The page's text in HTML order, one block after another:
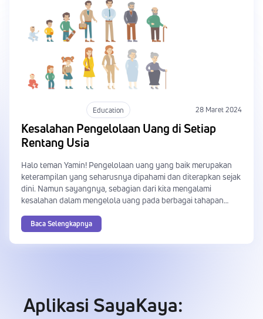
Education 28 Maret 2024
Kesalahan Pengelolaan Uang di Setiap
Rentang Usia
Halo teman Yamin! Pengelolaan uang yang baik merupakan
keterampilan yang seharusnya dipahami dan diterapkan sejak
dini. Namun sayangnya, sebagian dari kita mengalami
kesalahan dalam mengelola uang pada berbagai tahapan
kesalahan ini bisa memiliki dampak jangka panjang yang
serius terhadap keuangan pribadi. Mari kita telaah kesalahan
pengelolaan uang yang umum terjadi di setiap tahapan usia.
Baca Selengkapnya
Aplikasi SayaKaya: